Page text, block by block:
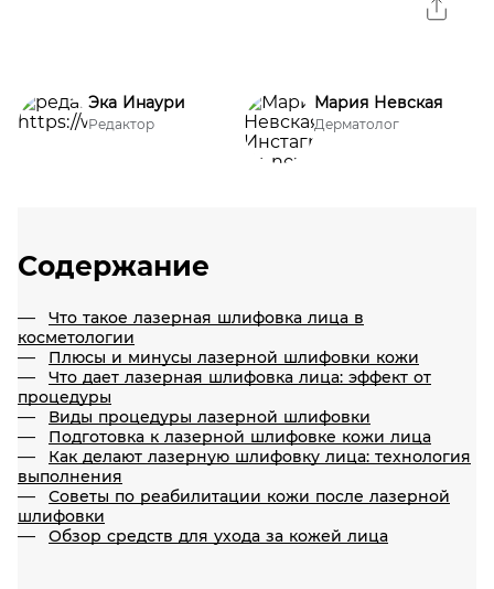
Эка Инаури
Редактор
Мария Невская
Дерматолог
Содержание
Что такое лазерная шлифовка лица в
косметологии
Плюсы и минусы лазерной шлифовки кожи
Что дает лазерная шлифовка лица: эффект от
процедуры
Виды процедуры лазерной шлифовки
Подготовка к лазерной шлифовке кожи лица
Как делают лазерную шлифовку лица: технология
выполнения
Советы по реабилитации кожи после лазерной
шлифовки
Обзор средств для ухода за кожей лица